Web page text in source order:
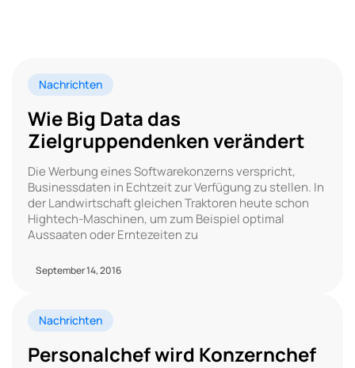
Nachrichten
Wie Big Data das
Zielgruppendenken verändert
Die Werbung eines Softwarekonzerns verspricht,
Businessdaten in Echtzeit zur Verfügung zu stellen. In
der Landwirtschaft gleichen Traktoren heute schon
Hightech-Maschinen, um zum Beispiel optimal
Aussaaten oder Erntezeiten zu
September 14, 2016
Nachrichten
Personalchef wird Konzernchef